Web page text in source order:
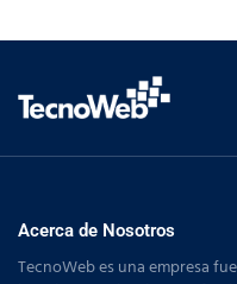
Acerca de Nosotros
TecnoWeb es una empresa